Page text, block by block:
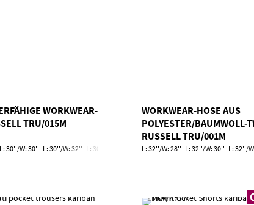
WORKWEAR-
TRU/015M
L: 30''/W: 30'' L: 30''/W: 32'' L: 30''/W: 34'' L: 30''/W: 36'' L: 30''/W: 38'' L: 30''/W:
WORKWEAR-HOSE AUS
POLYESTER/BAUMWOLL-
RUSSELL TRU/001M
L: 32''/W: 28'' L: 32''/W: 30'' L: 32''/